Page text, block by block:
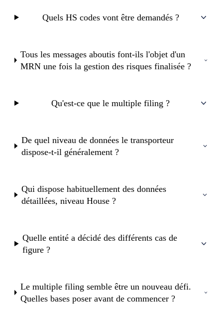
Quels HS codes vont être demandés ?
Tous les messages aboutis font-ils l'objet d'un
MRN une fois la gestion des risques finalisée ?
Qu'est-ce que le multiple filing ?
De quel niveau de données le transporteur
dispose-t-il généralement ?
Qui dispose habituellement des données
détaillées, niveau House ?
Quelle entité a décidé des différents cas de
figure ?
Le multiple filing semble être un nouveau défi.
Quelles bases poser avant de commencer ?